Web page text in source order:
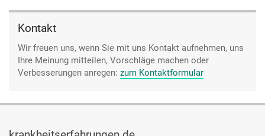
Kontakt
Wir freuen uns, wenn Sie mit uns Kontakt aufnehmen, uns
Ihre Meinung mitteilen, Vorschläge machen oder
Verbesserungen anregen: zum Kontaktformular